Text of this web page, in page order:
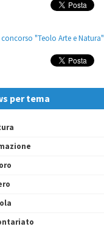
"Teolo Arte e Natura"
per tema